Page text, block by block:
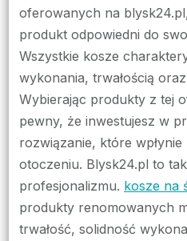
oferowanych na
produkt odpowiedni do
Wszystkie kosze
wykonania, trwałością
Wybierając produkty z tej
pewny, że inwestujesz w
rozwiązanie, które
otoczeniu. Blysk24.pl to
profesjonalizmu. kosze na
produkty renomowanych
trwałość, solidność